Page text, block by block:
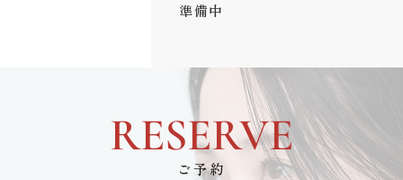
準備中
RESERVE
ご予約